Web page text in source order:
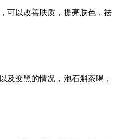
可以改善肤质，提亮肤色，祛
及变黑的情况，泡石斛茶喝，